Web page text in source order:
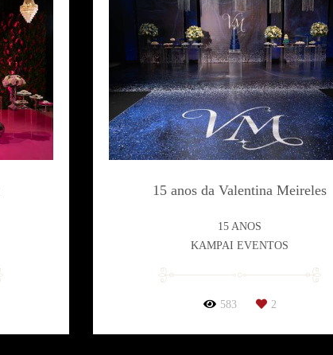
15 anos da Valentina Meireles
15 ANOS
KAMPAI EVENTOS
583 2